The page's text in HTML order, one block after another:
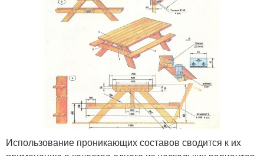
Использование проникающих составов сводится к их